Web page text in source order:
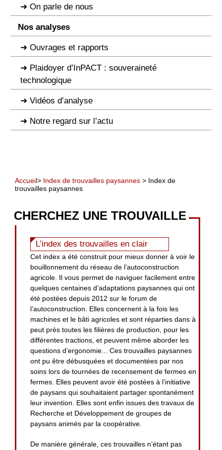
On parle de nous
Nos analyses
Ouvrages et rapports
Plaidoyer d’InPACT : souveraineté
technologique
Vidéos d’analyse
Notre regard sur l’actu
Accueil> Index de trouvailles paysannes > Index de
trouvailles paysannes
CHERCHEZ UNE TROUVAILLE
L’index des trouvailles en clair
Cet index a été construit pour mieux donner à voir le
bouillonnement du réseau de l’autoconstruction
agricole. Il vous permet de naviguer facilement entre
quelques centaines d’adaptations paysannes qui ont
été postées depuis 2012 sur le forum de
l’autoconstruction. Elles concernent à la fois les
machines et le bâti agricoles et sont réparties dans à
peut près toutes les filières de production, pour les
différentes tractions, et peuvent même aborder les
questions d’ergonomie... Ces trouvailles paysannes
ont pu être débusquées et documentées par nos
soins lors de tournées de recensement de fermes en
fermes. Elles peuvent avoir été postées à l’initiative
de paysans qui souhaitaient partager spontanément
leur invention. Elles sont enfin issues des travaux de
Recherche et Développement de groupes de
paysans animés par la coopérative.
De manière générale, ces trouvailles n’étant pas